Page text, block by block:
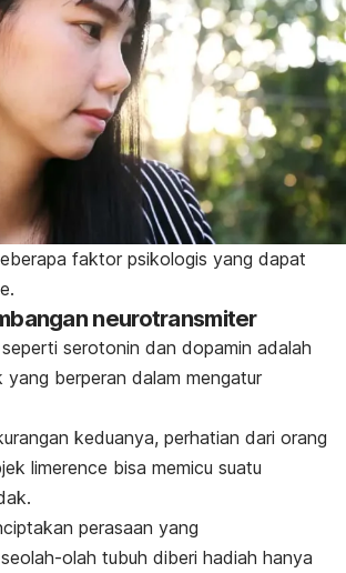
faktor psikologis yang dapat
.
neurotransmiter
seperti serotonin dan dopamin adalah
berperan dalam mengatur
keduanya, perhatian dari orang
limerence bisa memicu suatu
perasaan yang
eolah-olah tubuh diberi hadiah hanya